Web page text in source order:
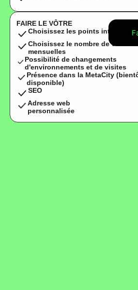
FAIRE LE VÔTRE
Choisissez les points interactifs
Choisissez le nombre de visites
mensuelles
Possibilité de changements
d'environnements et de visites
Présence dans la MetaCity
disponible)
SEO
Adresse web
personnalisée